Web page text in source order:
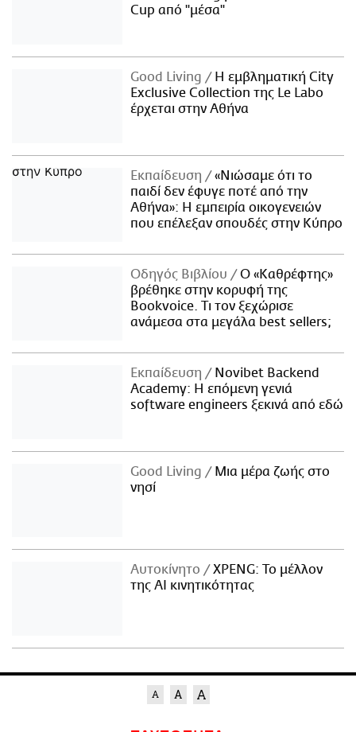
Cup από "μέσα"
Good Living
Η εμβληματική City
Exclusive Collection της Le Labo
έρχεται στην Αθήνα
Εκπαίδευση
«Νιώσαμε ότι το
παιδί δεν έφυγε ποτέ από την
Αθήνα»: Η εμπειρία οικογενειών
που επέλεξαν σπουδές στην Κύπρο
Οδηγός Βιβλίου
Ο «Καθρέφτης»
βρέθηκε στην κορυφή της
Bookvoice. Τι τον ξεχώρισε
ανάμεσα στα μεγάλα best sellers;
Εκπαίδευση
Novibet Backend
Academy: Η επόμενη γενιά
software engineers ξεκινά από εδώ
Good Living
Μια μέρα ζωής στο
νησί
Αυτοκίνητο
XPENG: Το μέλλον
της AI κινητικότητας